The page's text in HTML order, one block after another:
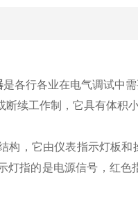
是各行各业在电气调试中
续工作制，它具有体积
构，它由仪表指示灯板
灯指的是电源信号，红